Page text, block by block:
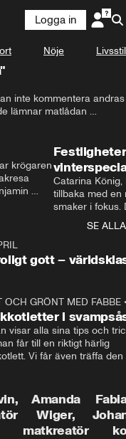
Logga in
Nöje Livsstil
inte kommentera andras
lämnar matlådan
medan andra inte har
krögaren
Catarina
tillbaka med en
smaker i fokus.
julfavoriter
SE ALLA
gott –
OCH GRÖNT MED FABBE
i
visar alla sina tips och
får till en riktigt härlig
Vi får även träffa den
på Gotland.
Amanda
Wiger,
matkreatör